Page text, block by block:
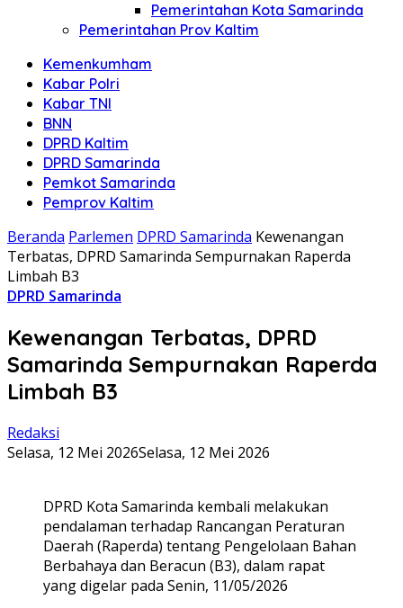
Pemerintahan Kota Samarinda
Pemerintahan Prov Kaltim
Kemenkumham
Kabar Polri
Kabar TNI
BNN
DPRD Kaltim
DPRD Samarinda
Pemkot Samarinda
Pemprov Kaltim
Beranda Parlemen DPRD Samarinda Kewenangan
Terbatas, DPRD Samarinda Sempurnakan Raperda
Limbah B3
DPRD Samarinda
Kewenangan Terbatas, DPRD
Samarinda Sempurnakan Raperda
Limbah B3
Redaksi
Selasa, 12 Mei 2026Selasa, 12 Mei 2026
DPRD Kota Samarinda kembali melakukan
pendalaman terhadap Rancangan Peraturan
Daerah (Raperda) tentang Pengelolaan Bahan
Berbahaya dan Beracun (B3), dalam rapat
yang digelar pada Senin, 11/05/2026